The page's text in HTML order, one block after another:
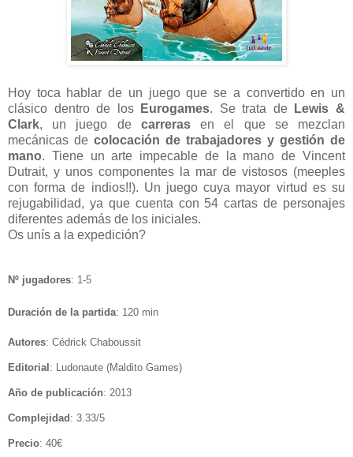
Hoy toca hablar de un juego que se a convertido en un
clásico dentro de los
Eurogames. Se trata de
Lewis &
Clark, un juego de carrerasen el que se mezclan
mecánicas de colocación de trabajadores y gestión de
mano. Tiene un arte impecable de la mano de Vincent
Dutrait, y unos componentes la mar de vistosos (meeples
con forma de indios!!). Un juego cuya mayor virtud es su
rejugabilidad, ya que cuenta con 54 cartas de personajes
diferentes además de los iniciales.
Os unís a la expedición?
Nº jugadores: 1-5
Duración de la partida: 120 min
Autores: Cédrick Chaboussit
Editorial : Ludonaute (Maldito Games)
Año de publicación: 2013
Complejidad : 3.33/5
Precio: 40€